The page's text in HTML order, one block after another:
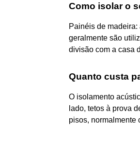
Como isolar o
Painéis de
geralmente são
divisão com a casa
Quanto custa
O isolamento
lado, tetos à prova
pisos, normalmente